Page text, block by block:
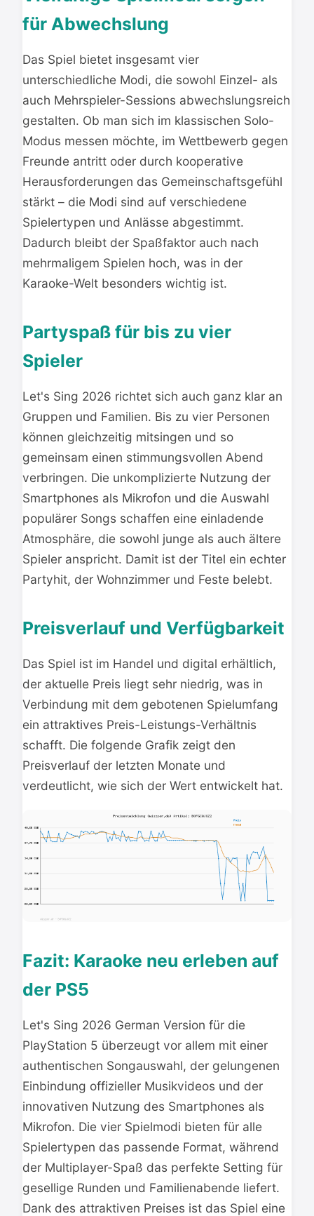
für Abwechslung
Das Spiel bietet insgesamt vier
unterschiedliche Modi, die sowohl Einzel- als
auch Mehrspieler-Sessions abwechslungsreich
gestalten. Ob man sich im klassischen Solo-
Modus messen möchte, im Wettbewerb gegen
Freunde antritt oder durch kooperative
Herausforderungen das Gemeinschaftsgefühl
stärkt – die Modi sind auf verschiedene
Spielertypen und Anlässe abgestimmt.
Dadurch bleibt der Spaßfaktor auch nach
mehrmaligem Spielen hoch, was in der
Karaoke-Welt besonders wichtig ist.
Partyspaß für bis zu vier
Spieler
Let's Sing 2026 richtet sich auch ganz klar an
Gruppen und Familien. Bis zu vier Personen
können gleichzeitig mitsingen und so
gemeinsam einen stimmungsvollen Abend
verbringen. Die unkomplizierte Nutzung der
Smartphones als Mikrofon und die Auswahl
populärer Songs schaffen eine einladende
Atmosphäre, die sowohl junge als auch ältere
Spieler anspricht. Damit ist der Titel ein echter
Partyhit, der Wohnzimmer und Feste belebt.
Preisverlauf und Verfügbarkeit
Das Spiel ist im Handel und digital erhältlich,
der aktuelle Preis liegt sehr niedrig, was in
Verbindung mit dem gebotenen Spielumfang
ein attraktives Preis-Leistungs-Verhältnis
schafft. Die folgende Grafik zeigt den
Preisverlauf der letzten Monate und
verdeutlicht, wie sich der Wert entwickelt hat.
Fazit: Karaoke neu erleben auf
der PS5
Let's Sing 2026 German Version für die
PlayStation 5 überzeugt vor allem mit einer
authentischen Songauswahl, der gelungenen
Einbindung offizieller Musikvideos und der
innovativen Nutzung des Smartphones als
Mikrofon. Die vier Spielmodi bieten für alle
Spielertypen das passende Format, während
der Multiplayer-Spaß das perfekte Setting für
gesellige Runden und Familienabende liefert.
Dank des attraktiven Preises ist das Spiel eine